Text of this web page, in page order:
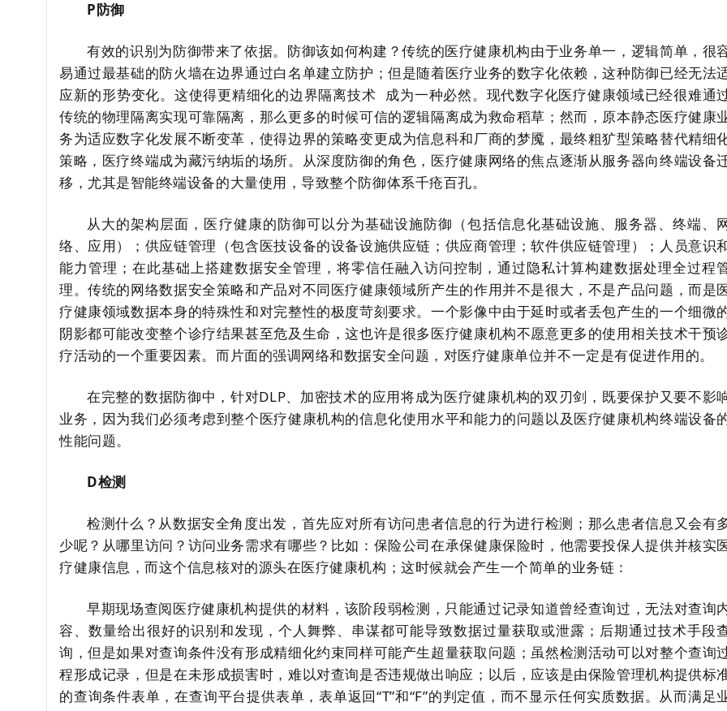
P防御
有效的识别为防御带来了依据。防御该如何构建？传统的医疗健康机构由于业务单一，逻辑简单，很
易通过最基础的防火墙在边界通过白名单建立防护；但是随着医疗业务的数字化依赖，这种防御已经无法
应新的形势变化。这使得更精细化的边界隔离技术 成为一种必然。现代数字化医疗健康领域已经很难通
传统的物理隔离实现可靠隔离，那么更多的时候可信的逻辑隔离成为救命稻草；然而，原本静态医疗健康
务为适应数字化发展不断变革，使得边界的策略变更成为信息科和厂商的梦魇，最终粗犷型策略替代精细
策略，医疗终端成为藏污纳垢的场所。从深度防御的角色，医疗健康网络的焦点逐渐从服务器向终端设备
移，尤其是智能终端设备的大量使用，导致整个防御体系千疮百孔。
从大的架构层面，医疗健康的防御可以分为基础设施防御（包括信息化基础设施、服务器、终端、
络、应用）；供应链管理（包含医技设备的设备设施供应链；供应商管理；软件供应链管理）；人员意识
能力管理；在此基础上搭建数据安全管理，将零信任融入访问控制，通过隐私计算构建数据处理全过程
理。传统的网络数据安全策略和产品对不同医疗健康领域所产生的作用并不是很大，不是产品问题，而是
疗健康领域数据本身的特殊性和对完整性的极度苛刻要求。一个影像中由于延时或者丢包产生的一个细微
阴影都可能改变整个诊疗结果甚至危及生命，这也许是很多医疗健康机构不愿意更多的使用相关技术干预
疗活动的一个重要因素。而片面的强调网络和数据安全问题，对医疗健康单位并不一定是有促进作用的。
在完整的数据防御中，针对DLP、加密技术的应用将成为医疗健康机构的双刃剑，既要保护又要不影
业务，因为我们必须考虑到整个医疗健康机构的信息化使用水平和能力的问题以及医疗健康机构终端设备
性能问题。
D检测
检测什么？从数据安全角度出发，首先应对所有访问患者信息的行为进行检测；那么患者信息又会有
少呢？从哪里访问？访问业务需求有哪些？比如：保险公司在承保健康保险时，他需要投保人提供并核实
疗健康信息，而这个信息核对的源头在医疗健康机构；这时候就会产生一个简单的业务链：
早期现场查阅医疗健康机构提供的材料，该阶段弱检测，只能通过记录知道曾经查询过，无法对查询
容、数量给出很好的识别和发现，个人舞弊、串谋都可能导致数据过量获取或泄露；后期通过技术手段
询，但是如果对查询条件没有形成精细化约束同样可能产生超量获取问题；虽然检测活动可以对整个查询
程形成记录，但是在未形成损害时，难以对查询是否违规做出响应；以后，应该是由保险管理机构提供标
的查询条件表单，在查询平台提供表单，表单返回“T”和“F”的判定值，而不显示任何实质数据。从而满足